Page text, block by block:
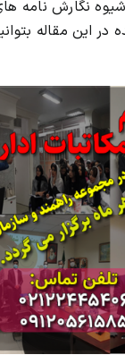
نگارش نامه
این مقاله